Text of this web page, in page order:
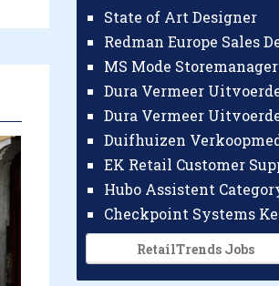
State of Art Designer
MS Mode Storemanager
RetailTrends Jobs